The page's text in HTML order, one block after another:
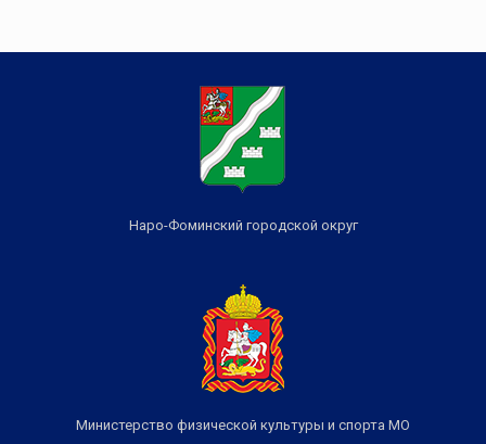
Наро-Фоминский городской округ
Министерство физической культуры и спорта МО